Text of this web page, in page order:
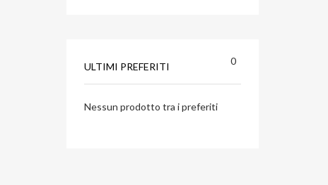
ULTIMI PREFERITI
Nessun prodotto tra i preferiti
0